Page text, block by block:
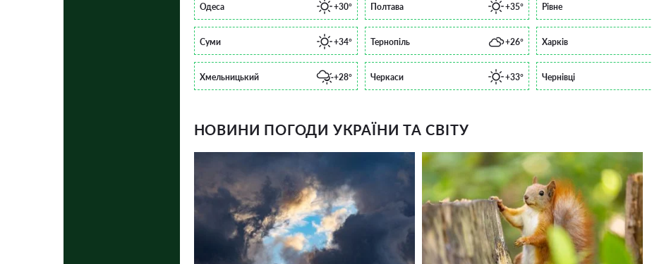
Одеса +30° Полтава +35° Рівне
Суми +34° Тернопіль +26° Харків
Хмельницький +28° Черкаси +33° Чернівці
НОВИНИ ПОГОДИ УКРАЇНИ ТА СВІТУ